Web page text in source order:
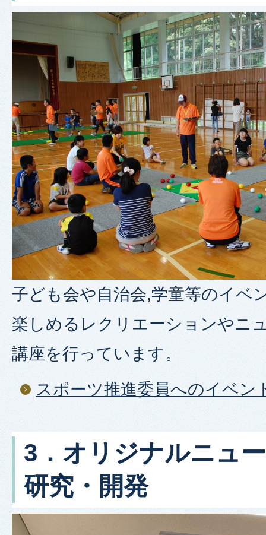
子ども会や自治会,学童等のイベ
楽しめるレクリエーションやニ
講座を行っています。
スポーツ推進委員へのイベン
3．オリジナルニュ
研究・開発